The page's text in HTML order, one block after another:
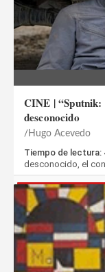
CINE |
desconocido
Hugo Acevedo
Tiempo de lectura:
desconocido, el